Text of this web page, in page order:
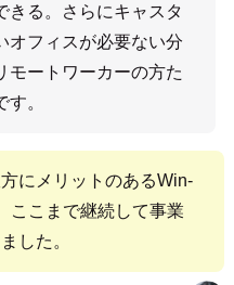
きる。さらにキャスタ
オフィスが必要ない分
モートワーカーの方た
。
にメリットのあるWin-
ここまで継続して事業
した。